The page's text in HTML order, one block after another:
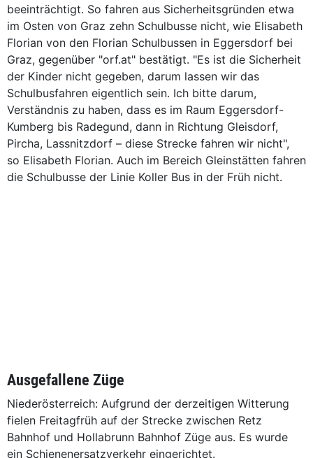
beeinträchtigt. So fahren aus Sicherheitsgründen etwa
im Osten von Graz zehn Schulbusse nicht, wie Elisabeth
Florian von den Florian Schulbussen in Eggersdorf bei
Graz, gegenüber "orf.at" bestätigt. "Es ist die Sicherheit
der Kinder nicht gegeben, darum lassen wir das
Schulbusfahren eigentlich sein. Ich bitte darum,
Verständnis zu haben, dass es im Raum Eggersdorf-
Kumberg bis Radegund, dann in Richtung Gleisdorf,
Pircha, Lassnitzdorf – diese Strecke fahren wir nicht",
so Elisabeth Florian. Auch im Bereich Gleinstätten fahren
die Schulbusse der Linie Koller Bus in der Früh nicht.
Ausgefallene Züge
Niederösterreich: Aufgrund der derzeitigen Witterung
fielen Freitagfrüh auf der Strecke zwischen Retz
Bahnhof und Hollabrunn Bahnhof Züge aus. Es wurde
ein Schienenersatzverkehr eingerichtet.